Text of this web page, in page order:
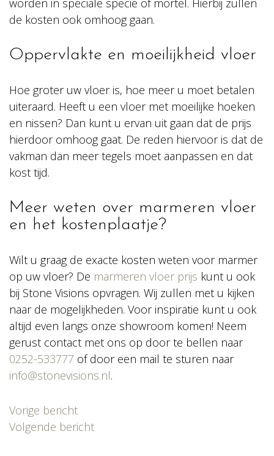
worden in speciale specie of mortel. Hierbij zullen
de kosten ook omhoog gaan.
Oppervlakte en moeilijkheid vloer
Hoe groter uw vloer is, hoe meer u moet betalen
uiteraard. Heeft u een vloer met moeilijke hoeken
en nissen? Dan kunt u ervan uit gaan dat de prijs
hierdoor omhoog gaat. De reden hiervoor is dat de
vakman dan meer tegels moet aanpassen en dat
kost tijd.
Meer weten over marmeren vloer
en het kostenplaatje?
Wilt u graag de exacte kosten weten voor marmer
op uw vloer? De marmeren vloer prijs kunt u ook
bij Stone Visions opvragen. Wij zullen met u kijken
naar de mogelijkheden. Voor inspiratie kunt u ook
altijd even langs onze showroom komen! Neem
gerust contact met ons op door te bellen naar
0252-533777 of door een mail te sturen naar
info@stonevisions.nl.
Bericht
navigatie
Vorige bericht
Volgende bericht